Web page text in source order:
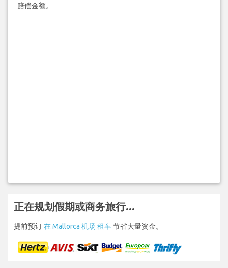
赔偿金额。
正在规划假期或商务旅行...
提前预订在 Mallorca 机场 租车节省大量资金。